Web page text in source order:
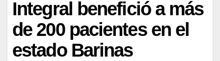
Integral benefició a más
de 200 pacientes en el
estado Barinas